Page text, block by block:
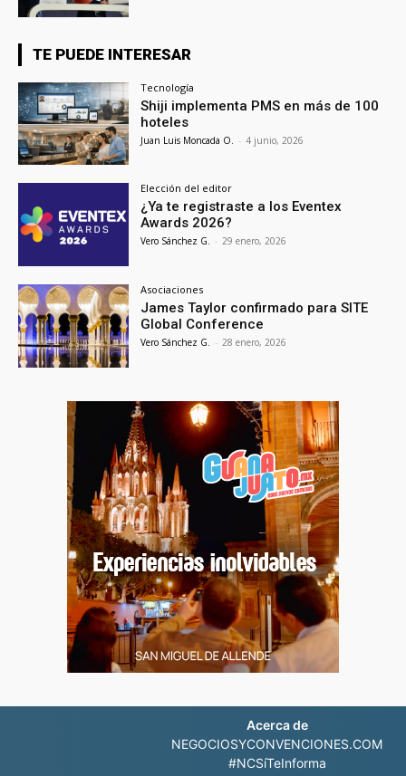
TE PUEDE INTERESAR
Tecnología
Shiji implementa PMS en más de 100
hoteles
Juan Luis Moncada O. - 4 junio, 2026
Elección del editor
¿Ya te registraste a los Eventex
Awards 2026?
Vero Sánchez G. - 29 enero, 2026
Asociaciones
James Taylor confirmado para SITE
Global Conference
Vero Sánchez G. - 28 enero, 2026
Acerca de
NEGOCIOSYCONVENCIONES.COM
#NCSíTeInforma